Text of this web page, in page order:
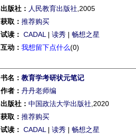
出版社： 人民教育出版社 ,2005
获取： 推荐购买
试读： CADAL | 读秀 | 畅想之星
互动： 我想留下点什么(0)
书名： 教育学考研状元笔记
作者： 丹丹老师编
出版社： 中国政法大学出版社 ,2020
获取： 推荐购买
试读： CADAL | 读秀 | 畅想之星